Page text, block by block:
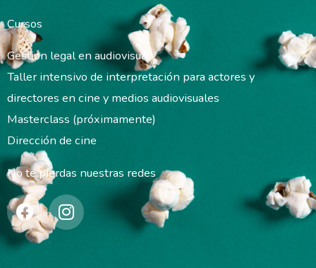
Cursos
Gestion legal en audiovisual
Taller intensivo de interpretación para actores y
directores en cine y medios audiovisuales
Masterclass (próximamente)
Dirección de cine
No te pierdas nuestras redes
F
a
c
I
n
s